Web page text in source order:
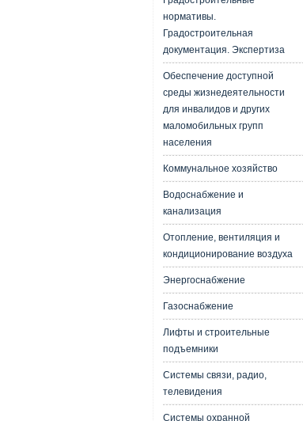
нормативы.
Градостроительная
документация. Экспертиза
Обеспечение доступной
среды жизнедеятельности
для инвалидов и других
маломобильных групп
населения
Коммунальное хозяйство
Водоснабжение и
канализация
Отопление, вентиляция и
кондиционирование воздуха
Энергоснабжение
Газоснабжение
Лифты и строительные
подъемники
Системы связи, радио,
телевидения
Системы охранной